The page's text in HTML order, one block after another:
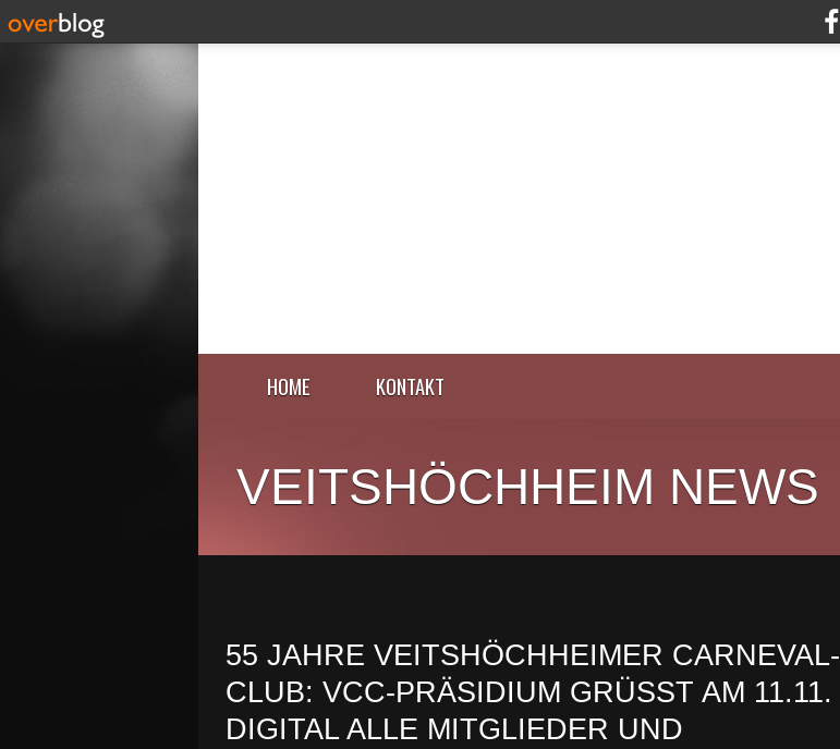
HOME KONTAKT
VEITSHÖCHHEIM NEWS
55 JAHRE VEITSHÖCHHEIMER CARNEVAL-
CLUB: VCC-PRÄSIDIUM GRÜSST AM 11.11.
DIGITAL ALLE MITGLIEDER UND